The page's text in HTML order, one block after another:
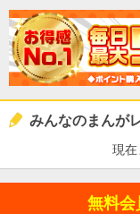
みんなのまんが
現在
無料会